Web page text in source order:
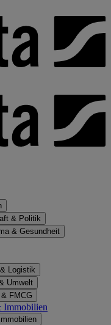
& Politik
& Gesundheit
Logistik
Umwelt
FMCG
Immobilien